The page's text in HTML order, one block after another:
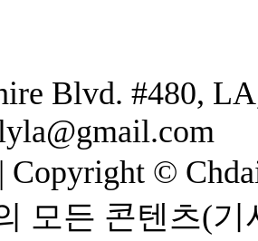
Blvd. #480,
| Copyright ©
모든 콘텐츠(